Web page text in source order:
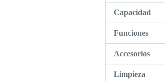
Capacidad
Funciones
Accesorios
Limpieza